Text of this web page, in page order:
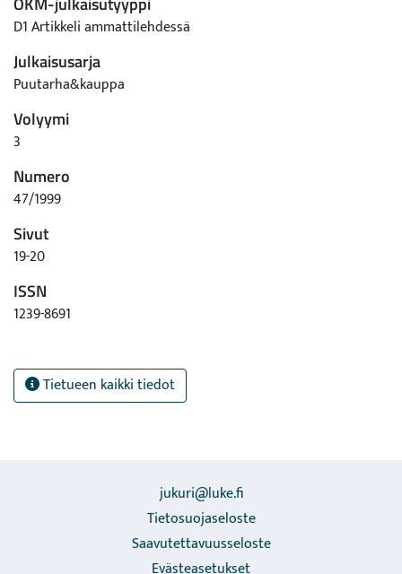
D1 Artikkeli ammattilehdessä
Julkaisusarja
Puutarha&kauppa
Volyymi
3
Numero
47/1999
Sivut
19-20
ISSN
1239-8691
Tietueen kaikki tiedot
jukuri@luke.fi
Tietosuojaseloste
Saavutettavuusseloste
Evästeasetukset